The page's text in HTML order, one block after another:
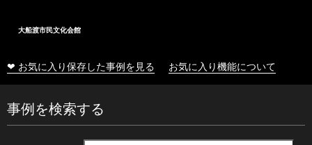
大船渡市民文化会館
❤ お気に入り保存した事例を見る お気に入り機能について
事例を検索する